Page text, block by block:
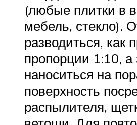
(любые плитки в
мебель, стекло).
разводиться, как
пропорции 1:10, а
наноситься на
поверхность
распылителя,